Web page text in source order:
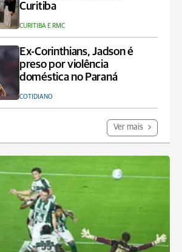
Curitiba
CURITIBA E RMC
Ex-Corinthians, Jadson é
preso por violência
doméstica no Paraná
COTIDIANO
Ver mais